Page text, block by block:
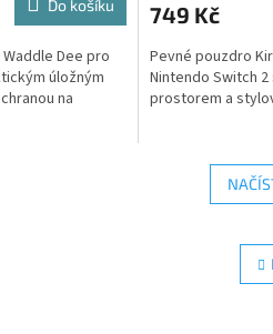
Do košíku
Dee pro
úložným
na
749 Kč
Pevné pouzdro
Nintendo Switch
prostorem a